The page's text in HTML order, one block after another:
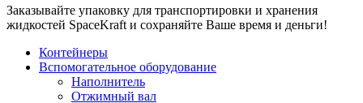
Заказывайте упаковку для транспортировки и хранения
жидкостей SpaceKraft и сохраняйте Ваше время и деньги!
Контейнеры
Вспомогательное оборудование
Наполнитель
Отжимный вал